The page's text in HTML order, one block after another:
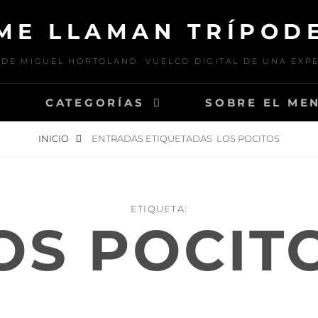
LLAMAN
MIGUEL HORTOLANO. VUELCO DIGITAL DE UNA
CATEGORÍAS SOBRE EL
INICIO ENTRADAS ETIQUETADAS LOS POCITOS
ETIQUETA: